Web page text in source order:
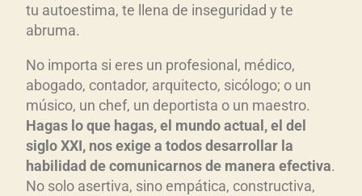
tu autoestima, te llena de inseguridad y te
abruma.
No importa si eres un profesional, médico,
abogado, contador, arquitecto, sicólogo; o un
músico, un chef, un deportista o un maestro.
Hagas lo que hagas, el mundo actual, el del
siglo XXI, nos exige a todos desarrollar la
habilidad de comunicarnos de manera efectiva.
No solo asertiva, sino empática, constructiva,